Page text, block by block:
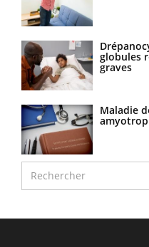
globules
graves
Maladie